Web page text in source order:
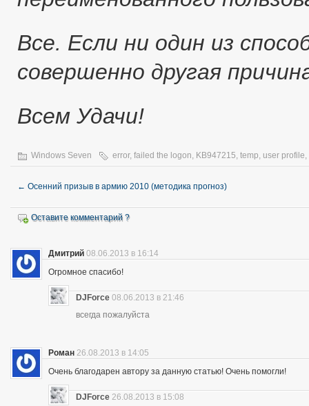
Все. Если ни один из
совершенно другая
Всем Удачи!
Windows Seven error, failed the logon KB947215 temp user profile
← Осенний призыв в армию 2010 (методика прогноз)
Оставите комментарий ?
Дмитрий 08.06.2013 в 16:14
Огромное спасибо!
DJForce 08.06.2013 в 21:46
всегда пожалуйста
Роман 26.08.2013 в 14:05
Очень благодарен автору за данную статью! Очень помогли!
DJForce 26.08.2013 в 15:08